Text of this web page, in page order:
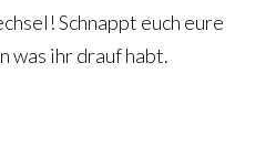
Schnappt euch eure
was ihr drauf habt.